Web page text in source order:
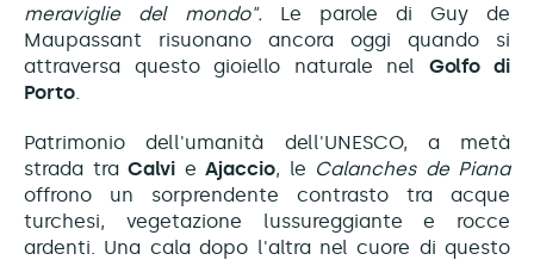
meraviglie del mondo". Le parole di Guy de
Maupassant risuonano ancora oggi quando si
attraversa questo gioiello naturale nel Golfo di
Porto.
Patrimonio dell'umanità dell'UNESCO, a metà
strada tra Calvi e Ajaccio, le Calanches de Piana
offrono un sorprendente contrasto tra acque
turchesi, vegetazione lussureggiante e rocce
ardenti. Una cala dopo l'altra nel cuore di questo